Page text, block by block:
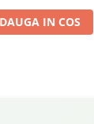
IN COS